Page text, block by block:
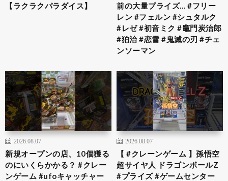
【ラクラクパラダイス】
前の大量プライズ… #フリー
レン #フェルン #シュタルク
#レゼ #初音ミク #竈門炭治郎
#狛治 #恋雪 #鬼滅の刃 #チェ
ンソーマン
2026.08.07
新規オープンの店、10個獲る
のにいくらかかる？ #クレー
ンゲーム #ufoキャッチャー
2026.08.07
【 #クレーンゲーム 】孫悟空
超サイヤ人 ドラゴンボールZ
#プライズ #ゲームセンター